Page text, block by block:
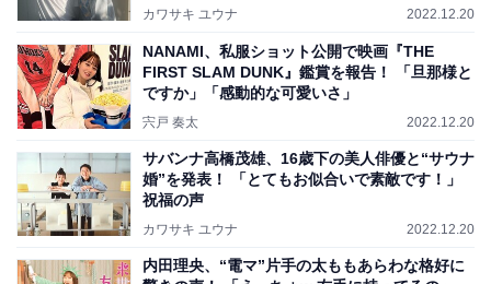
カワサキ ユウナ 2022.12.20
NANAMI、私服ショット公開で映画『THE
FIRST SLAM DUNK』鑑賞を報告！ 「旦那様と
ですか」「感動的な可愛いさ」
宍戸 奏太 2022.12.20
サバンナ高橋茂雄、16歳下の美人俳優と“サウナ
婚”を発表！ 「とてもお似合いで素敵です！」
祝福の声
カワサキ ユウナ 2022.12.20
内田理央、“電マ”片手の太ももあらわな格好に